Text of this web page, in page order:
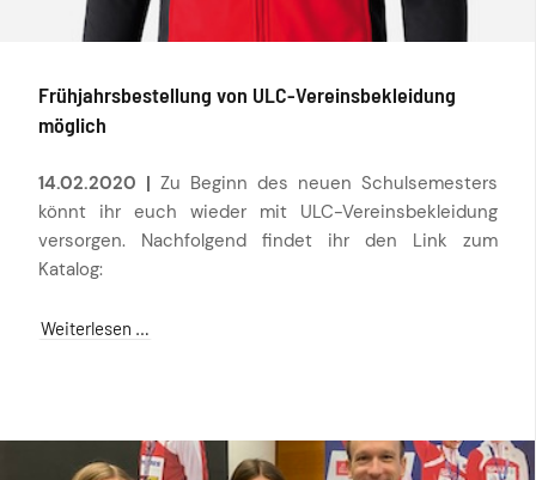
Frühjahrsbestellung von ULC-Vereinsbekleidung
möglich
14.02.2020 | Zu Beginn des neuen Schulsemesters
könnt ihr euch wieder mit ULC-Vereinsbekleidung
versorgen. Nachfolgend findet ihr den Link zum
Katalog:
Weiterlesen …